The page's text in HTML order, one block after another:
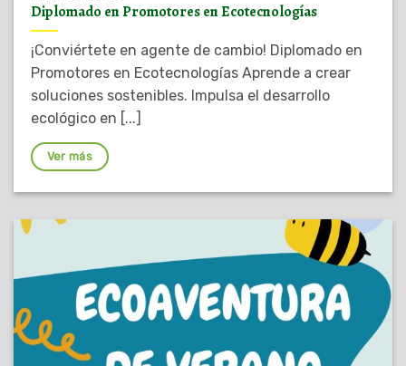
Diplomado en Promotores en Ecotecnologías
¡Conviértete en agente de cambio! Diplomado en
Promotores en Ecotecnologías Aprende a crear
soluciones sostenibles. Impulsa el desarrollo
ecológico en [...]
Ver más